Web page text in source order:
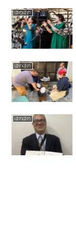
ぽのぽの
ぽのぽの
ぽのぽの